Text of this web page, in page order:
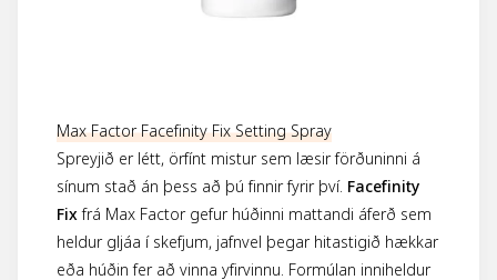
Max Factor Facefinity Fix Setting Spray
Spreyjið er létt, örfínt mistur sem læsir förðuninni á
sínum stað án þess að þú finnir fyrir því. Facefinity
Fixfrá Max Factor gefur húðinni mattandi áferð sem
heldur gljáa í skefjum, jafnvel þegar hitastigið hækkar
eða húðin fer að vinna yfirvinnu. Formúlan inniheldur